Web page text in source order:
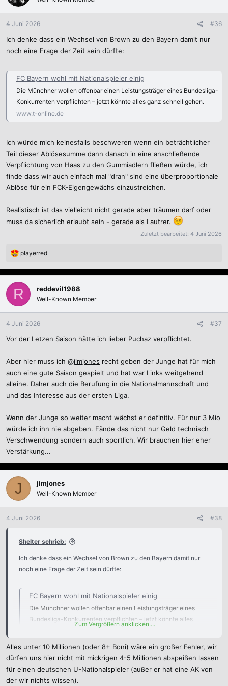
i
o
n
:
4 Juni 2026 #36
Ich denke dass ein Wechsel von Brown zu den Bayern damit nur
noch eine Frage der Zeit sein dürfte:
FC Bayern wohl mit Nationalspieler einig
Die Münchner wollen offenbar einen Leistungsträger eines Bundesliga-
Konkurrenten verpflichten – jetzt könnte alles ganz schnell gehen.
www.t-online.de
Ich würde mich keinesfalls beschweren wenn ein beträchtlicher
Teil dieser Ablösesumme dann danach in eine anschließende
Verpflichtung von Haas zu den Gummiadlern fließen würde, ich
finde dass wir auch einfach mal "dran" sind eine überproportionale
Ablöse für ein FCK-Eigengewächs einzustreichen.
Realistisch ist das vielleicht nicht gerade aber träumen darf oder
muss da sicherlich erlaubt sein - gerade als Lautrer.
Zuletzt bearbeitet: 4 Juni 2026
R
a
k
i
o
n
playerred
R reddevil1988
Well-Known Member
4 Juni 2026 #37
Vor der Letzen Saison hätte ich lieber Puchaz verpflichtet.
Aber hier muss ich @jimjones recht geben der Junge hat für mich
auch eine gute Saison gespielt und hat war Links weitgehend
alleine. Daher auch die Berufung in die Nationalmannschaft und
und das Interesse aus der ersten Liga.
Wenn der Junge so weiter macht wächst er definitiv. Für nur 3 Mio
würde ich ihn nie abgeben. Fände das nicht nur Geld technisch
Verschwendung sondern auch sportlich. Wir brauchen hier eher
Verstärkung...
J jimjones
Well-Known Member
4 Juni 2026 #38
Shelter schrieb:
Ich denke dass ein Wechsel von Brown zu den Bayern damit nur
noch eine Frage der Zeit sein dürfte:
FC Bayern wohl mit Nationalspieler einig
Die Münchner wollen offenbar einen Leistungsträger eines
Bundesliga-Konkurrenten verpflichten – jetzt könnte alles
ganz schnell gehen.
Ich würde mich keinesfalls beschweren wenn ein beträchtlicher
Teil dieser Ablösesumme dann danach in eine anschließende
Zum Vergrößern anklicken....
Alles unter 10 Millionen (oder 8+ Boni) wäre ein großer Fehler, wir
dürfen uns hier nicht mit mickrigen 4-5 Millionen abspeißen lassen
für einen deutschen U-Nationalspieler (außer er hat eine AK von
der wir nichts wissen).